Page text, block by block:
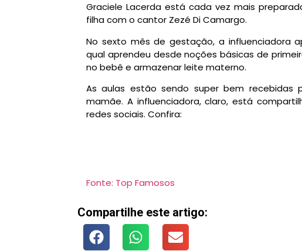
Graciele Lacerda está cada vez mais
filha com o cantor Zezé Di Camargo.
No sexto mês de gestação, a influenciadora
qual aprendeu desde noções básicas de
no bebê e armazenar leite materno.
As aulas estão sendo super bem
mamãe. A influenciadora, claro, está
redes sociais. Confira:
Fonte: Top Famosos
Compartilhe este artigo: